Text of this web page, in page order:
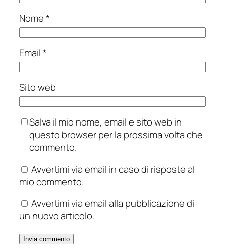
Nome*
Email*
Sito web
Salva il mio nome, email e sito web in
questo browser per la prossima volta che
commento.
Avvertimi via email in caso di risposte al
mio commento.
Avvertimi via email alla pubblicazione di
un nuovo articolo.